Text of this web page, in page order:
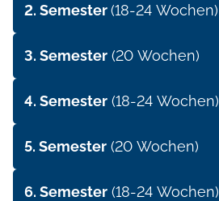
2. Semester(18-24 Wochen)
3. Semester (20 Wochen)
4. Semester (18-24 Wochen)
5. Semester (20 Wochen)
6. Semester (18-24 Wochen)